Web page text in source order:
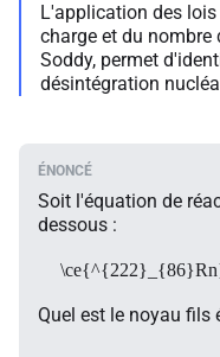
L'application des
charge et du nombre
Soddy, permet
désintégration
Soit l'équation de
dessous :
Quel est le noyau fils